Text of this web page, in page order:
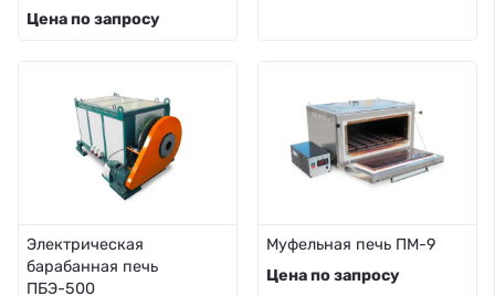
Цена по запросу
Электрическая
барабанная печь
ПБЭ-500
Муфельная печь ПМ-9
Цена по запросу